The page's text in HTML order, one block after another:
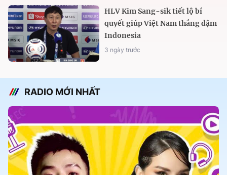
HLV Kim Sang-sik tiết lộ bí
quyết giúp Việt Nam thắng đậm
Indonesia
3 ngày trước
RADIO MỚI NHẤT